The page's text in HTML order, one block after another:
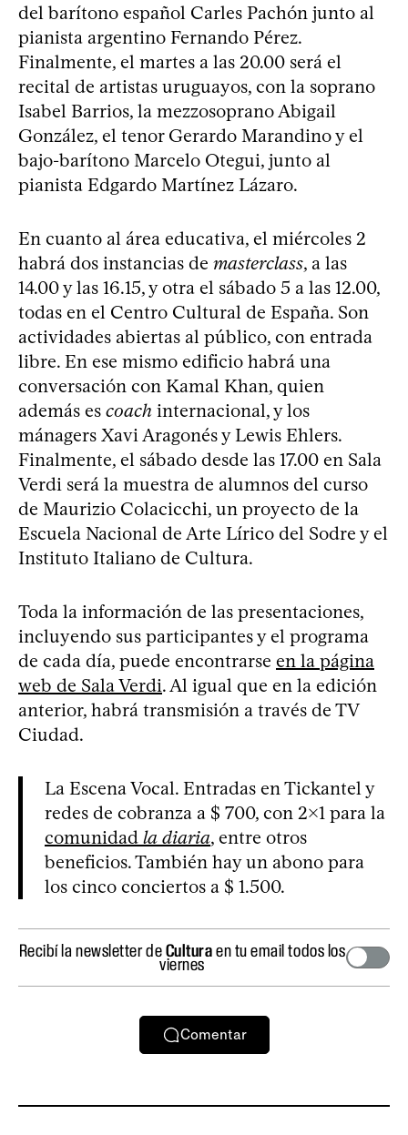
del barítono español Carles Pachón junto al
pianista argentino Fernando Pérez.
Finalmente, el martes a las 20.00 será el
recital de artistas uruguayos, con la soprano
Isabel Barrios, la mezzosoprano Abigail
González, el tenor Gerardo Marandino y el
bajo-barítono Marcelo Otegui, junto al
pianista Edgardo Martínez Lázaro.
En cuanto al área educativa, el miércoles 2
habrá dos instancias de masterclass, a las
14.00 y las 16.15, y otra el sábado 5 a las 12.00,
todas en el Centro Cultural de España. Son
actividades abiertas al público, con entrada
libre. En ese mismo edificio habrá una
conversación con Kamal Khan, quien
además es coach internacional, y los
mánagers Xavi Aragonés y Lewis Ehlers.
Finalmente, el sábado desde las 17.00 en Sala
Verdi será la muestra de alumnos del curso
de Maurizio Colacicchi, un proyecto de la
Escuela Nacional de Arte Lírico del Sodre y el
Instituto Italiano de Cultura.
Toda la información de las presentaciones,
incluyendo sus participantes y el programa
de cada día, puede encontrarse en la página
web de Sala Verdi. Al igual que en la edición
anterior, habrá transmisión a través de TV
Ciudad.
La Escena Vocal. Entradas en Tickantel y
redes de cobranza a $ 700, con 2x1 para la
comunidad la diaria, entre otros
beneficios. También hay un abono para
los cinco conciertos a $ 1.500.
Recibí la newsletter deCulturaen tu email todos los
viernes
Comentar